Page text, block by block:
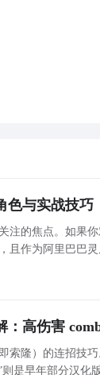
色与实战技巧
注的焦点。如果
且作为阿里巴巴
高伤害
索隆）的连招技
则是早年部分汉